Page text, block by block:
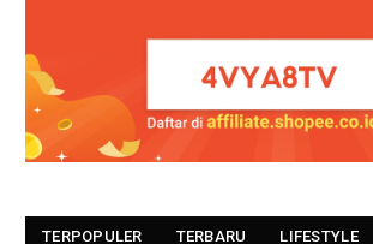
TERPOPULER TERBARU LIFESTYLE